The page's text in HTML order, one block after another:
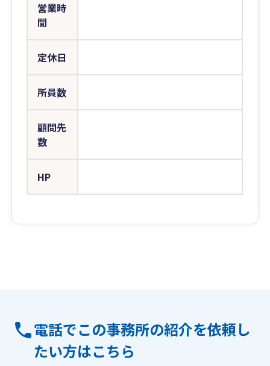
営業時
間
定休日
所員数
顧問先
数
HP
電話でこの事務所の紹介を依頼し
たい方はこちら